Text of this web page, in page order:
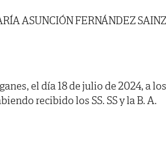
ASUNCIÓN FERNÁNDEZ SAINZ
el día 18 de julio de 2024, a los
recibido los SS. SS y la B. A.